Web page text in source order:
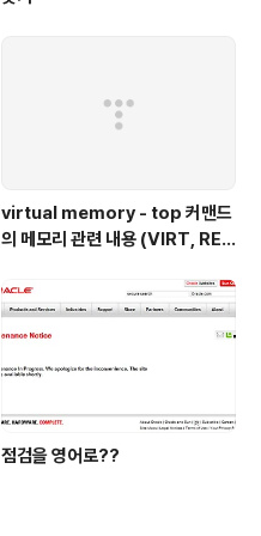
virtual memory - top 커맨드
의 메모리 관련 내용 (VIRT, RE
점검을 영어로??